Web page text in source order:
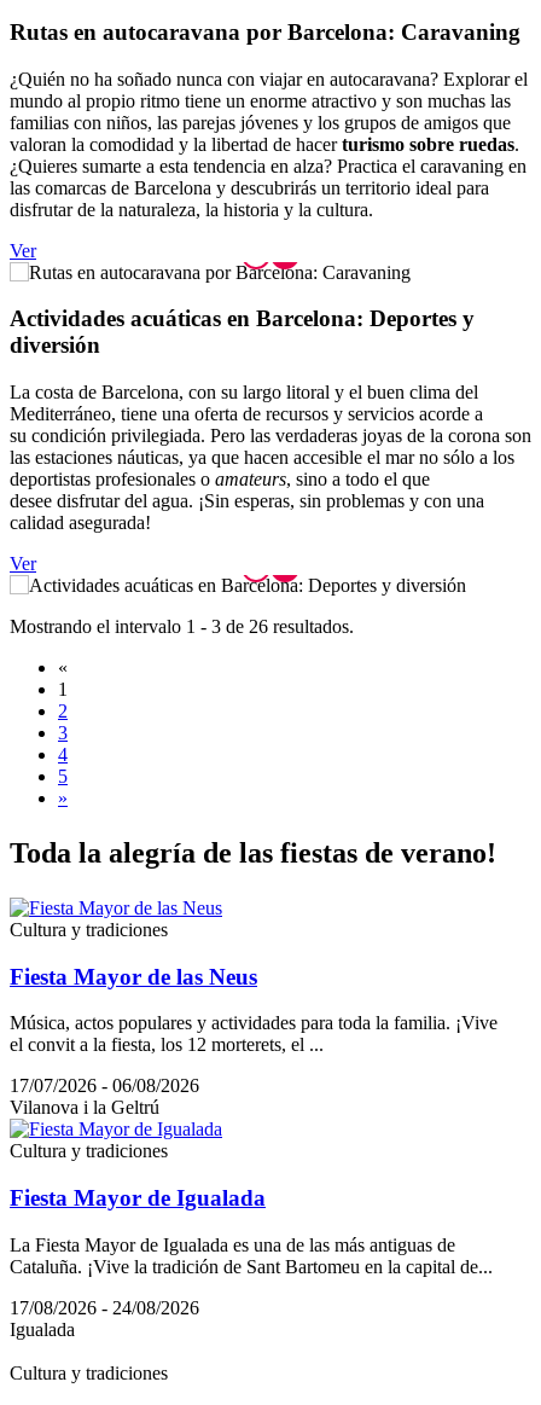
Rutas en autocaravana por Barcelona: Caravaning
¿Quién no ha soñado nunca con viajar en autocaravana? Explorar el
mundo al propio ritmo tiene un enorme atractivo y son muchas las
familias con niños, las parejas jóvenes y los grupos de amigos que
valoran la comodidad y la libertad de hacerturismo sobre ruedas.
¿Quieres sumarte a esta tendencia en alza? Practica el caravaning en
las comarcas de Barcelona y descubrirás un territorio ideal para
disfrutar de la naturaleza, la historia y la cultura.
Ver
Actividades acuáticas en Barcelona: Deportes y
diversión
La costa de Barcelona, con su largo litoral y el buen clima del
Mediterráneo, tiene una oferta de recursos y servicios acorde a
su condición privilegiada. Pero las verdaderas joyas de la corona son
las estaciones náuticas, ya que hacen accesible el mar no sólo a los
deportistas profesionales o amateurs, sino a todo el que
desee disfrutar del agua. ¡Sin esperas, sin problemas y con una
calidad asegurada!
Ver
Mostrando el intervalo 1 - 3 de 26 resultados.
«
1
2
3
4
5
»
Toda la alegría de las fiestas de verano!
Cultura y tradiciones
Fiesta Mayor de las Neus
Música, actos populares y actividades para toda la familia. ¡Vive
el convit a la fiesta, los 12 morterets, el ...
17/07/2026 - 06/08/2026
Vilanova i la Geltrú
Cultura y tradiciones
Fiesta Mayor de Igualada
La Fiesta Mayor de Igualada es una de las más antiguas de
Cataluña. ¡Vive la tradición de Sant Bartomeu en la capital de...
17/08/2026 - 24/08/2026
Igualada
Cultura y tradiciones